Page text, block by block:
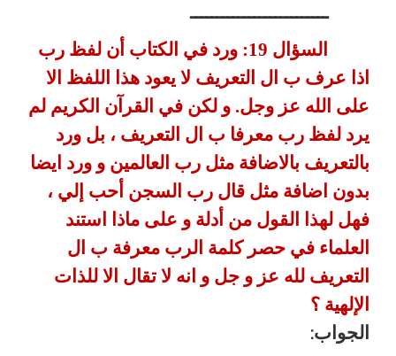
ــــــــــــــــــــــــــ
السؤال 19: ورد في الكتاب أن لفظ رب
اذا عرف ب ال التعريف لا يعود هذا اللفظ الا
على الله عز وجل. و لكن في القرآن الكريم لم
يرد لفظ رب معرفا ب ال التعريف ، بل ورد
بالتعريف بالاضافة مثل رب العالمين و ورد ايضا
بدون اضافة مثل قال رب السجن أحب إلي ،
فهل لهذا القول من أدلة و على ماذا استند
العلماء في حصر كلمة الرب معرفة ب ال
التعريف لله عز و جل و انه لا تقال الا للذات
الإلهية ؟
الجواب: